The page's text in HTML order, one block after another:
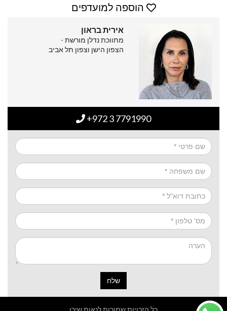
הוספה למועדפים
אירית בראון
מתווכת נדלן מורשת -
הצפון הישן וצפון תל אביב
+972 3 7791990
שלח
כל הזכויות שמורות לנאות שירן